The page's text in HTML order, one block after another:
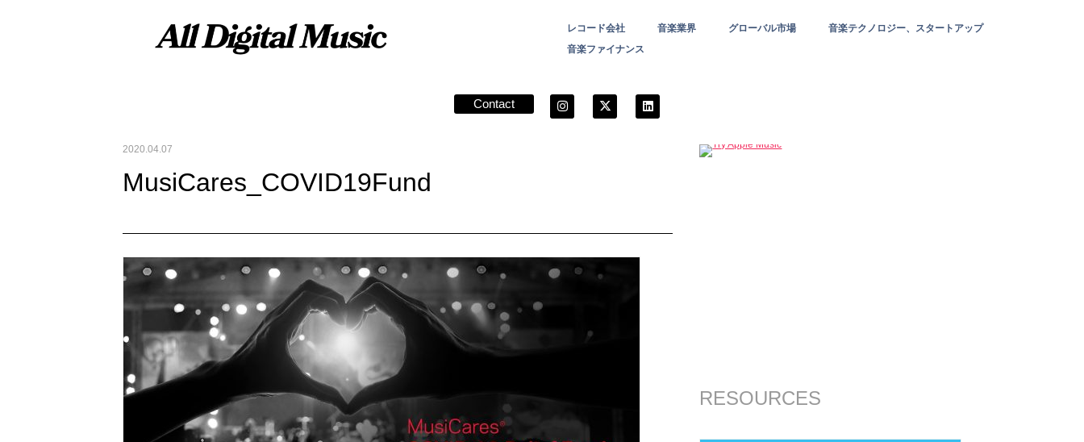
レコード会社 音楽業界 グローバル市場
音楽テクノロジー、スタートアップ
音楽ファイナンス
Contact
2020.04.07
MusiCares_COVID19Fund
RESOURCES